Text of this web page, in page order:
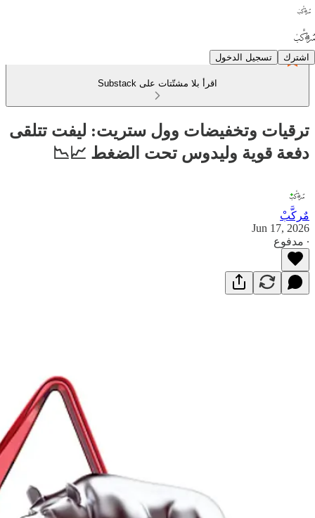
اشترك تسجيل الدخول
اقرأ بلا مشتّتات على Substack
ترقيات وتخفيضات وول ستريت: ليفت تتلقى
دفعة قوية وليدوس تحت الضغط 📈📉
مٌركَّبْ
Jun 17, 2026
∙ مدفوع